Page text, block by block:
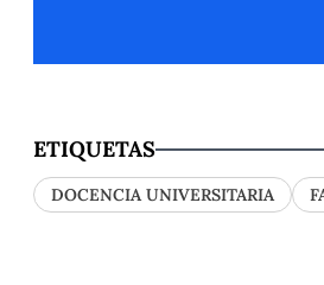
ETIQUETAS
DOCENCIA UNIVERSITARIA